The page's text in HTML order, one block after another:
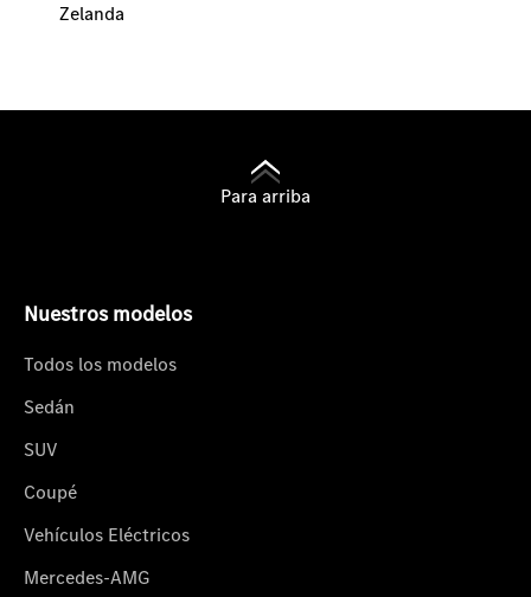
Zelanda
Para arriba
Nuestros modelos
Todos los modelos
Sedán
SUV
Coupé
Vehículos Eléctricos
Mercedes-AMG